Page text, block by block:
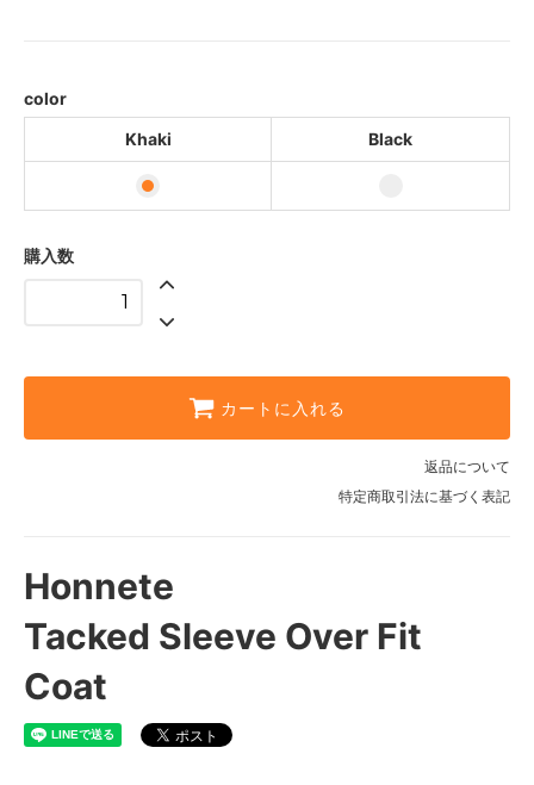
color
Khaki
Black
購入数
カートに入れる
返品について
特定商取引法に基づく表記
Honnete
Tacked Sleeve Over Fit
Coat